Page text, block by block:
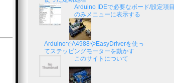
Arduino IDEで必要なボード/設定項目
のみメニューに表示する
ArduinoでA4988やEasyDriverを使っ
てステッピングモーターを動かす
このサイトについて